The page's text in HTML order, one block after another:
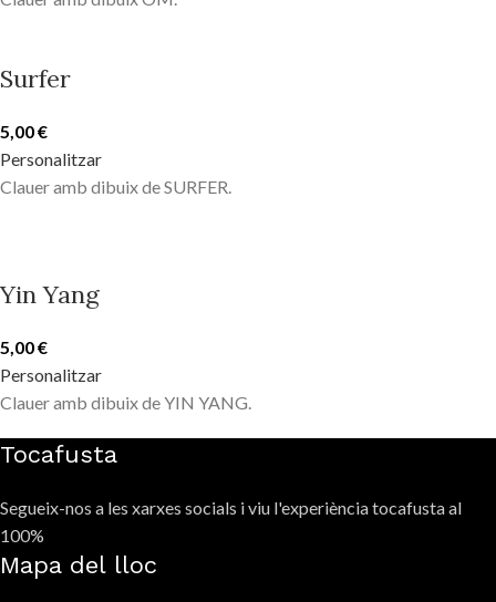
Surfer
5,00€
Personalitzar
Clauer amb dibuix de SURFER.
Yin Yang
5,00€
Personalitzar
Clauer amb dibuix de YIN YANG.
Tocafusta
Segueix-nos a les xarxes socials i viu l'experiència tocafusta al
100%
Mapa del lloc